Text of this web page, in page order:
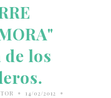
de los
• 14/02/2012 •